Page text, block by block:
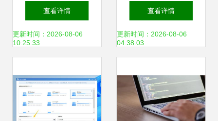
被监控？实用方法
与软件指南
查看详情
更新时间：2026-08-06
10:25:33
址
查看详情
更新时间：2026-08-06
04:38:03